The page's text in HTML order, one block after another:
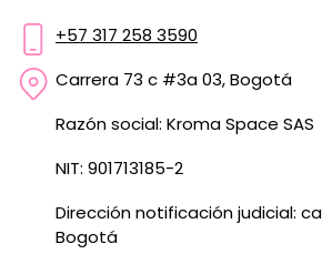
+57 317 258 3590
Carrera 73 c #3a 03, Bogotá
Razón social: Kroma Space SAS
NIT: 901713185-2
Dirección notificación judicial:
Bogotá